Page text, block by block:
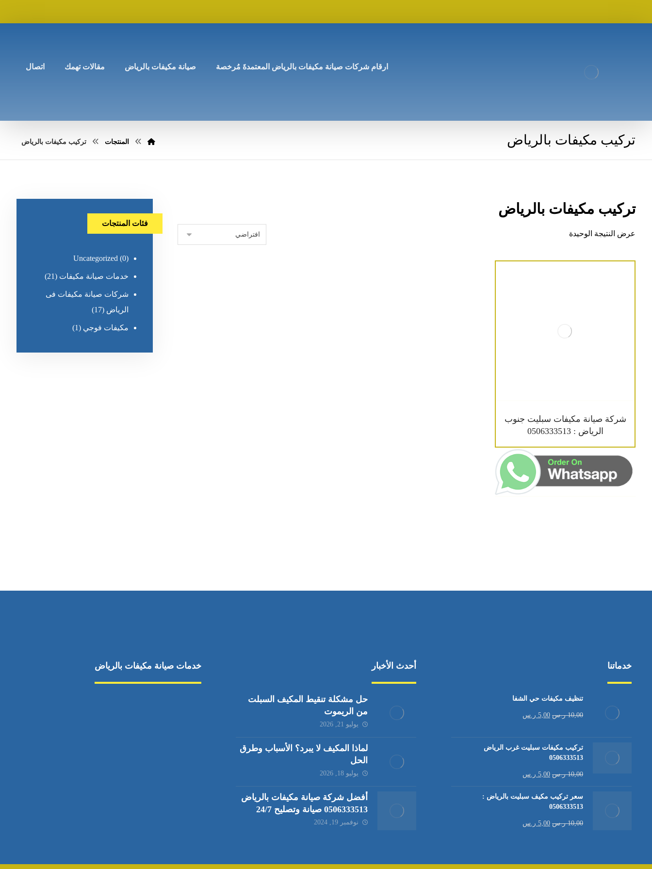
ارقام شركات صيانة مكيفات بالرياض المعتمدةَ مُرخصة صيانة مكيفات بالرياض مقالات تهمك اتصال
تركيب مكيفات بالرياض المنتجات تركيب مكيفات بالرياض
تركيب مكيفات بالرياض
عرض النتيجة الوحيدة
شركة صيانة مكيفات سبليت جنوب
الرياض : 0506333513
فئات المنتجات
Uncategorized (0)
خدمات صيانة مكيفات (21)
شركات صيانة مكيفات فى
الرياض (17)
مكيفات فوجي (1)
خدماتنا
تنظيف مكيفات حي الشفا
10,00 ر.س 5,00 ر.س
تركيب مكيفات سبليت غرب الرياض
0506333513
10,00 ر.س 5,00 ر.س
سعر تركيب مكيف سبليت بالرياض :
0506333513
10,00 ر.س 5,00 ر.س
أحدث الأخبار
حل مشكلة تنقيط المكيف السبلت
من الريموت
يوليو 21, 2026
لماذا المكيف لا يبرد؟ الأسباب وطرق
الحل
يوليو 18, 2026
أفضل شركة صيانة مكيفات بالرياض
0506333513 صيانة وتصليح 24/7
نوفمبر 19, 2024
خدمات صيانة مكيفات بالرياض